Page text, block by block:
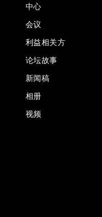
中心
会议
利益相关方
论坛故事
新闻稿
相册
视频